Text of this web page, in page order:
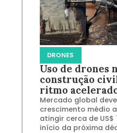
DRONES
Uso de drones
construção
ritmo
Mercado global
crescimento médio
atingir cerca de US$
início da próxima